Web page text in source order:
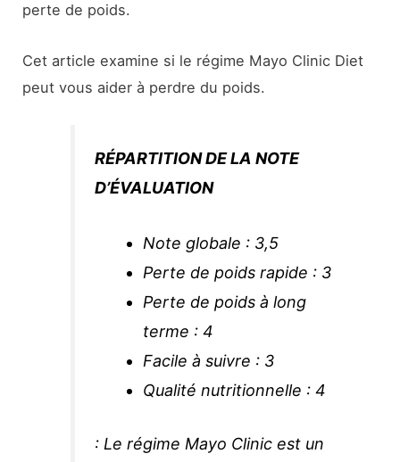
perte de poids.
Cet article examine si le régime Mayo Clinic Diet
peut vous aider à perdre du poids.
RÉPARTITION DE LA NOTE
D’ÉVALUATION
Note globale : 3,5
Perte de poids rapide : 3
Perte de poids à long
terme : 4
Facile à suivre : 3
Qualité nutritionnelle : 4
: Le régime Mayo Clinic est un